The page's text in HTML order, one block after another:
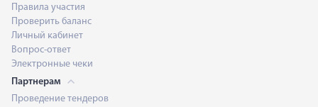
Правила участия
Проверить баланс
Личный кабинет
Вопрос-ответ
Электронные чеки
Партнерам
Проведение тендеров